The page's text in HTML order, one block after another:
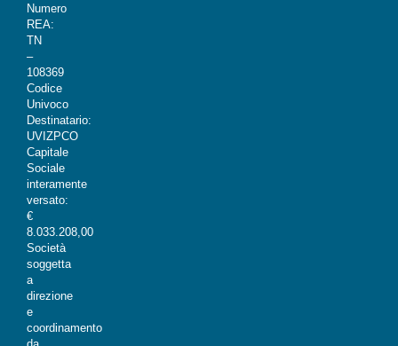
Numero
REA:
TN
–
108369
Codice
Univoco
Destinatario:
UVIZPCO
Capitale
Sociale
interamente
versato:
€
8.033.208,00
Società
soggetta
a
direzione
e
coordinamento